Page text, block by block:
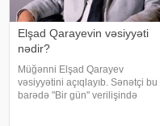
Elşad Qarayevin vəsiyyəti
nədir?
Müğənni Elşad Qarayev
vəsiyyətini açıqlayıb. Sənətçi bu
barədə "Bir gün" verilişində